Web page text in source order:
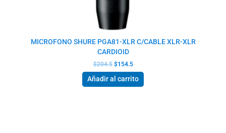
MICROFONO SHURE PGA81-XLR C/CABLE XLR-XLR
CARDIOID
$204.5 $154.5
Añadir al carrito